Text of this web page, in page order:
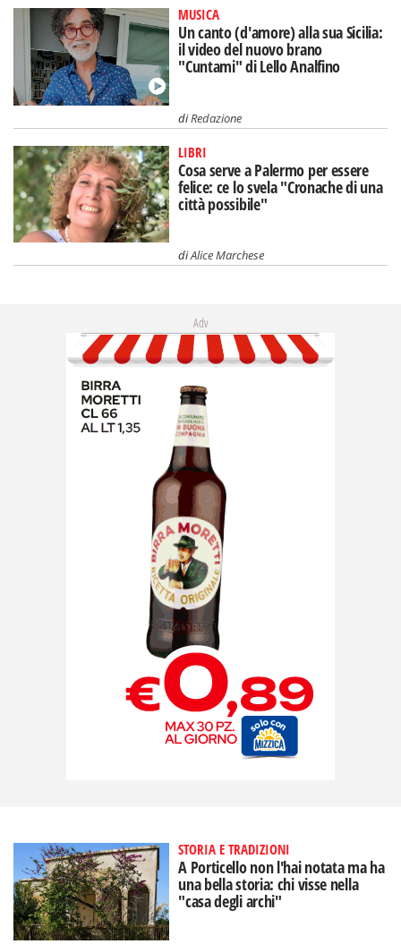
MUSICA
Un canto (d'amore) alla sua Sicilia:
il video del nuovo brano
"Cuntami" di Lello Analfino
diRedazione
LIBRI
Cosa serve a Palermo per essere
felice: ce lo svela "Cronache di una
città possibile"
diAlice Marchese
Adv
STORIA E TRADIZIONI
A Porticello non l'hai notata ma ha
una bella storia: chi visse nella
"casa degli archi"